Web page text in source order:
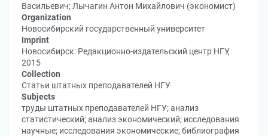
Васильевич; Лычагин Антон Михайлович (экономист)
Organization
Новосибирский государственный университет
Imprint
Новосибирск: Редакционно-издательский центр НГУ,
2015
Collection
Статьи штатных преподавателей НГУ
Subjects
труды штатных преподавателей НГУ; анализ
статистический; анализ экономический; исследования
научные; исследования экономические; библиография